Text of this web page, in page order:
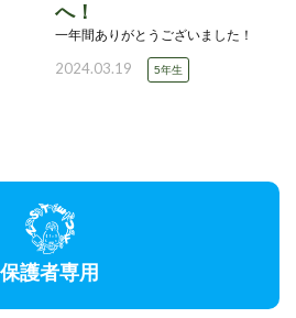
へ！
一年間ありがとうございました！
2024.03.19 5年生
保護者専用